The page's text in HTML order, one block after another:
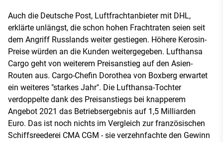
Auch die Deutsche Post, Luftfrachtanbieter mit DHL,
erklärte unlängst, die schon hohen Frachtraten seien seit
dem Angriff Russlands weiter gestiegen. Höhere Kerosin-
Preise würden an die Kunden weitergegeben. Lufthansa
Cargo geht von weiterem Preisanstieg auf den Asien-
Routen aus. Cargo-Chefin Dorothea von Boxberg erwartet
ein weiteres "starkes Jahr". Die Lufthansa-Tochter
verdoppelte dank des Preisanstiegs bei knapperem
Angebot 2021 das Betriebsergebnis auf 1,5 Milliarden
Euro. Das ist noch nichts im Vergleich zur französischen
Schiffsreederei CMA CGM - sie verzehnfachte den Gewinn